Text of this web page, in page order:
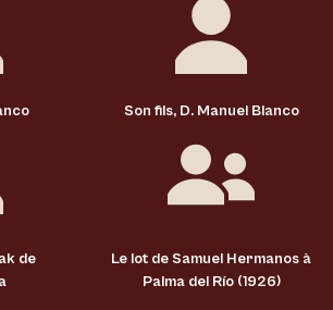
Son fils, D. Manuel Blanco
de
Le lot de Samuel Hermanos à
Palma del Río (1926)